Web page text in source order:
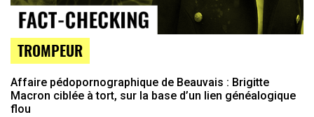
TROMPEUR
Affaire pédopornographique de Beauvais : Brigitte
Macron ciblée à tort, sur la base d’un lien généalogique
flou